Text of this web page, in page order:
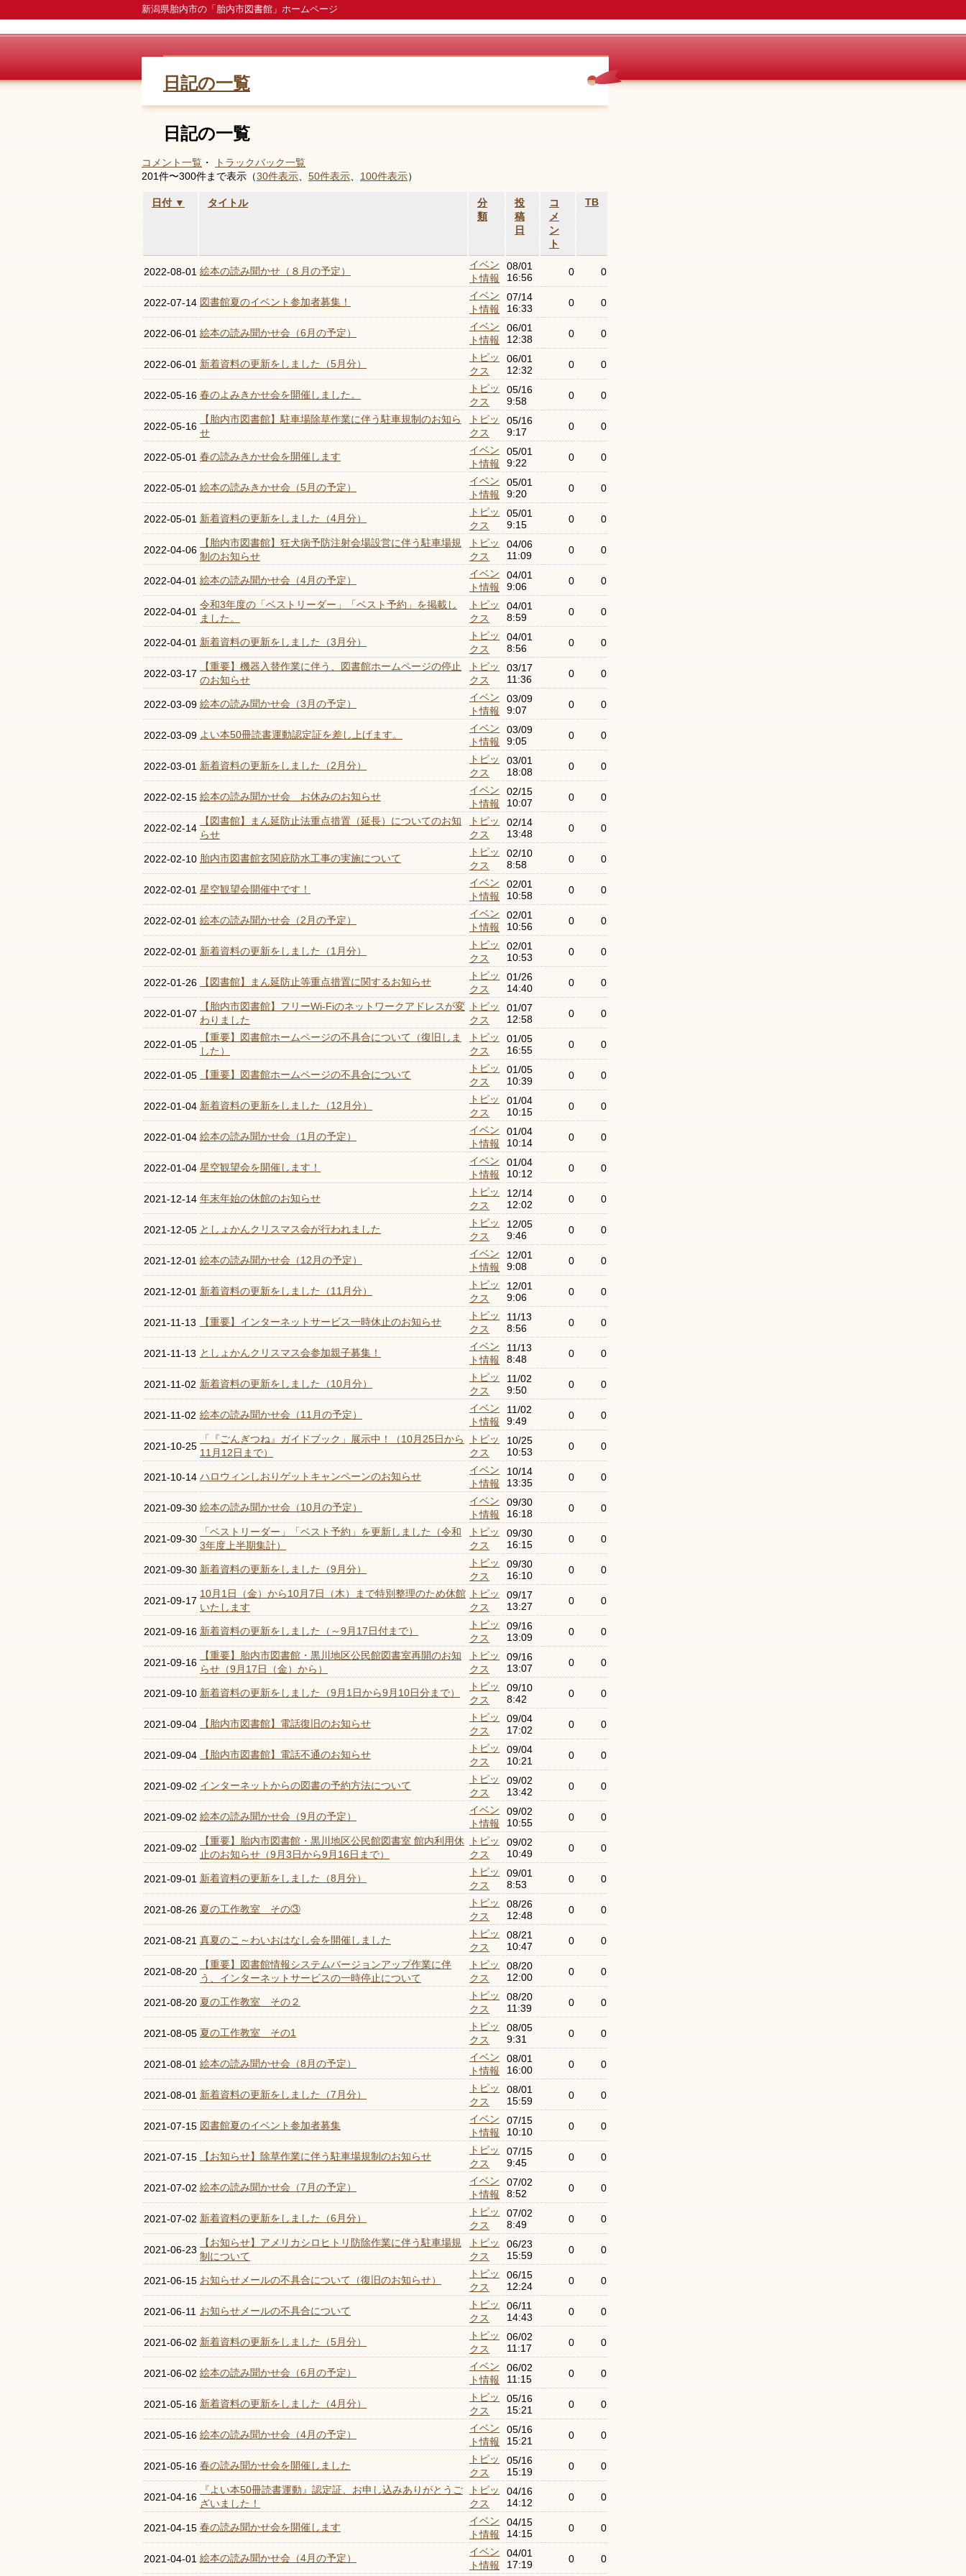
新潟県胎内市の「胎内市図書館」ホームページ
日記の一覧
日記の一覧
コメント一覧 ・
トラックバック一覧
201件〜300件まで表示（30件表示 50件表示 100件表示）
日付 ▼ タイトル
分
類
投
稿
日
コ
メ
ン
ト
TB
2022-08-01 絵本の読み聞かせ（８月の予定）
イベン
ト情報
08/01
16:56
0 0
2022-07-14 図書館夏のイベント参加者募集！
イベン
ト情報
07/14
16:33
0 0
2022-06-01 絵本の読み聞かせ会（6月の予定）
イベン
ト情報
06/01
12:38
0 0
2022-06-01 新着資料の更新をしました（5月分）
トピッ
クス
06/01
12:32
0 0
2022-05-16 春のよみきかせ会を開催しました。
トピッ
クス
05/16
9:58
0 0
2022-05-16
【胎内市図書館】駐車場除草作業に伴う駐車規制のお知ら
せ
トピッ
クス
05/16
9:17
0 0
2022-05-01 春の読みきかせ会を開催します
イベン
ト情報
05/01
9:22
0 0
2022-05-01 絵本の読みきかせ会（5月の予定）
イベン
ト情報
05/01
9:20
0 0
2022-05-01 新着資料の更新をしました（4月分）
トピッ
クス
05/01
9:15
0 0
2022-04-06
【胎内市図書館】狂犬病予防注射会場設営に伴う駐車場規
制のお知らせ
トピッ
クス
04/06
11:09
0 0
2022-04-01 絵本の読み聞かせ会（4月の予定）
イベン
ト情報
04/01
9:06
0 0
2022-04-01
令和3年度の「ベストリーダー」「ベスト予約」を掲載し
ました。
トピッ
クス
04/01
8:59
0 0
2022-04-01 新着資料の更新をしました（3月分）
トピッ
クス
04/01
8:56
0 0
2022-03-17
【重要】機器入替作業に伴う、図書館ホームページの停止
のお知らせ
トピッ
クス
03/17
11:36
0 0
2022-03-09 絵本の読み聞かせ会（3月の予定）
イベン
ト情報
03/09
9:07
0 0
2022-03-09 よい本50冊読書運動認定証を差し上げます。
イベン
ト情報
03/09
9:05
0 0
2022-03-01 新着資料の更新をしました（2月分）
トピッ
クス
03/01
18:08
0 0
2022-02-15 絵本の読み聞かせ会 お休みのお知らせ
イベン
ト情報
02/15
10:07
0 0
2022-02-14
【図書館】まん延防止法重点措置（延長）についてのお知
らせ
トピッ
クス
02/14
13:48
0 0
2022-02-10 胎内市図書館玄関庇防水工事の実施について
トピッ
クス
02/10
8:58
0 0
2022-02-01 星空観望会開催中です！
イベン
ト情報
02/01
10:58
0 0
2022-02-01 絵本の読み聞かせ会（2月の予定）
イベン
ト情報
02/01
10:56
0 0
2022-02-01 新着資料の更新をしました（1月分）
トピッ
クス
02/01
10:53
0 0
2022-01-26 【図書館】まん延防止等重点措置に関するお知らせ
トピッ
クス
01/26
14:40
0 0
2022-01-07
【胎内市図書館】フリーWi-Fiのネットワークアドレスが変
わりました
トピッ
クス
01/07
12:58
0 0
2022-01-05
【重要】図書館ホームページの不具合について（復旧しま
した）
トピッ
クス
01/05
16:55
0 0
2022-01-05 【重要】図書館ホームページの不具合について
トピッ
クス
01/05
10:39
0 0
2022-01-04 新着資料の更新をしました（12月分）
トピッ
クス
01/04
10:15
0 0
2022-01-04 絵本の読み聞かせ会（1月の予定）
イベン
ト情報
01/04
10:14
0 0
2022-01-04 星空観望会を開催します！
イベン
ト情報
01/04
10:12
0 0
2021-12-14 年末年始の休館のお知らせ
トピッ
クス
12/14
12:02
0 0
2021-12-05 としょかんクリスマス会が行われました
トピッ
クス
12/05
9:46
0 0
2021-12-01 絵本の読み聞かせ会（12月の予定）
イベン
ト情報
12/01
9:08
0 0
2021-12-01 新着資料の更新をしました（11月分）
トピッ
クス
12/01
9:06
0 0
2021-11-13 【重要】インターネットサービス一時休止のお知らせ
トピッ
クス
11/13
8:56
0 0
2021-11-13 としょかんクリスマス会参加親子募集！
イベン
ト情報
11/13
8:48
0 0
2021-11-02 新着資料の更新をしました（10月分）
トピッ
クス
11/02
9:50
0 0
2021-11-02 絵本の読み聞かせ会（11月の予定）
イベン
ト情報
11/02
9:49
0 0
2021-10-25
「『ごんぎつね』ガイドブック」展示中！（10月25日から
11月12日まで）
トピッ
クス
10/25
10:53
0 0
2021-10-14 ハロウィンしおりゲットキャンペーンのお知らせ
イベン
ト情報
10/14
13:35
0 0
2021-09-30 絵本の読み聞かせ会（10月の予定）
イベン
ト情報
09/30
16:18
0 0
2021-09-30
「ベストリーダー」「ベスト予約」を更新しました（令和
3年度上半期集計）
トピッ
クス
09/30
16:15
0 0
2021-09-30 新着資料の更新をしました（9月分）
トピッ
クス
09/30
16:10
0 0
2021-09-17
10月1日（金）から10月7日（木）まで特別整理のため休館
いたします
トピッ
クス
09/17
13:27
0 0
2021-09-16 新着資料の更新をしました（～9月17日付まで）
トピッ
クス
09/16
13:09
0 0
2021-09-16
【重要】胎内市図書館・黒川地区公民館図書室再開のお知
らせ（9月17日（金）から）
トピッ
クス
09/16
13:07
0 0
2021-09-10 新着資料の更新をしました（9月1日から9月10日分まで）
トピッ
クス
09/10
8:42
0 0
2021-09-04 【胎内市図書館】電話復旧のお知らせ
トピッ
クス
09/04
17:02
0 0
2021-09-04 【胎内市図書館】電話不通のお知らせ
トピッ
クス
09/04
10:21
0 0
2021-09-02 インターネットからの図書の予約方法について
トピッ
クス
09/02
13:42
0 0
2021-09-02 絵本の読み聞かせ会（9月の予定）
イベン
ト情報
09/02
10:55
0 0
2021-09-02
【重要】胎内市図書館・黒川地区公民館図書室 館内利用休
止のお知らせ（9月3日から9月16日まで）
トピッ
クス
09/02
10:49
0 0
2021-09-01 新着資料の更新をしました（8月分）
トピッ
クス
09/01
8:53
0 0
2021-08-26 夏の工作教室 その③
トピッ
クス
08/26
12:48
0 0
2021-08-21 真夏のこ～わいおはなし会を開催しました
トピッ
クス
08/21
10:47
0 0
2021-08-20
【重要】図書館情報システムバージョンアップ作業に伴
う、インターネットサービスの一時停止について
トピッ
クス
08/20
12:00
0 0
2021-08-20 夏の工作教室 その２
トピッ
クス
08/20
11:39
0 0
2021-08-05 夏の工作教室 その1
トピッ
クス
08/05
9:31
0 0
2021-08-01 絵本の読み聞かせ会（8月の予定）
イベン
ト情報
08/01
16:00
0 0
2021-08-01 新着資料の更新をしました（7月分）
トピッ
クス
08/01
15:59
0 0
2021-07-15 図書館夏のイベント参加者募集
イベン
ト情報
07/15
10:10
0 0
2021-07-15 【お知らせ】除草作業に伴う駐車場規制のお知らせ
トピッ
クス
07/15
9:45
0 0
2021-07-02 絵本の読み聞かせ会（7月の予定）
イベン
ト情報
07/02
8:52
0 0
2021-07-02 新着資料の更新をしました（6月分）
トピッ
クス
07/02
8:49
0 0
2021-06-23
【お知らせ】アメリカシロヒトリ防除作業に伴う駐車場規
制について
トピッ
クス
06/23
15:59
0 0
2021-06-15 お知らせメールの不具合について（復旧のお知らせ）
トピッ
クス
06/15
12:24
0 0
2021-06-11 お知らせメールの不具合について
トピッ
クス
06/11
14:43
0 0
2021-06-02 新着資料の更新をしました（5月分）
トピッ
クス
06/02
11:17
0 0
2021-06-02 絵本の読み聞かせ会（6月の予定）
イベン
ト情報
06/02
11:15
0 0
2021-05-16 新着資料の更新をしました（4月分）
トピッ
クス
05/16
15:21
0 0
2021-05-16 絵本の読み聞かせ会（4月の予定）
イベン
ト情報
05/16
15:21
0 0
2021-05-16 春の読み聞かせ会を開催しました
トピッ
クス
05/16
15:19
0 0
2021-04-16
『よい本50冊読書運動』認定証、お申し込みありがとうご
ざいました！
トピッ
クス
04/16
14:12
0 0
2021-04-15 春の読み聞かせ会を開催します
イベン
ト情報
04/15
14:15
0 0
2021-04-01 絵本の読み聞かせ会（4月の予定）
イベン
ト情報
04/01
17:19
0 0